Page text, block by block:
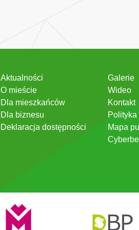
Aktualności
O mieście
Dla mieszkańców
Dla biznesu
Deklaracja dostępności
Galerie
Wideo
Kontakt
Mapa